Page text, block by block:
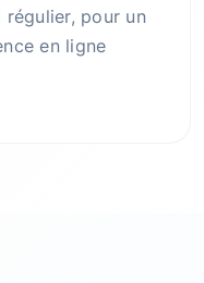
pour un
en ligne